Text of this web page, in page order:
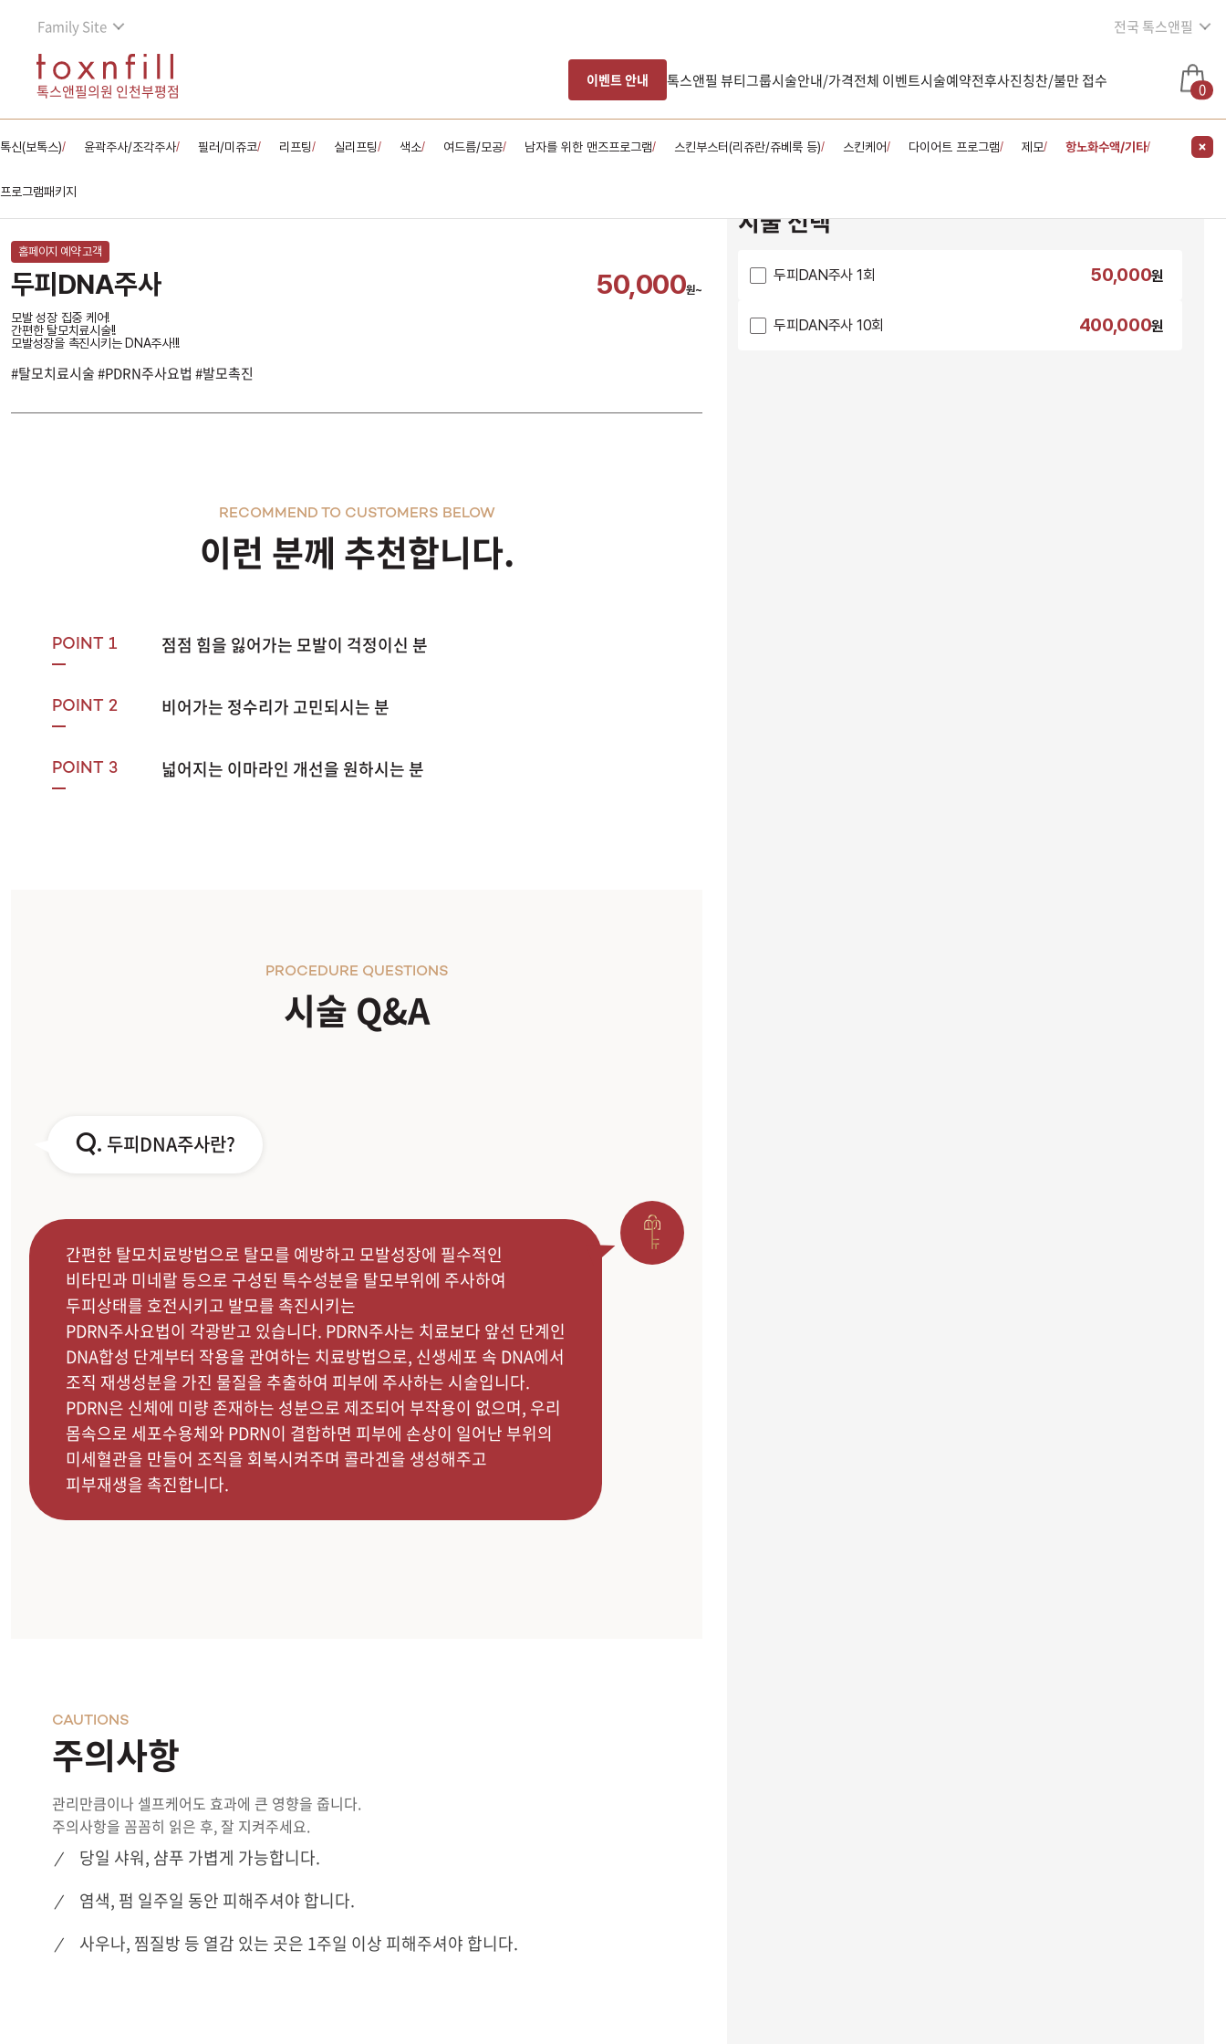
Family Site 전국 톡스앤필
톡스앤필의원 인천부평점
이벤트 안내 톡스앤필 뷰티그룹시술안내/가격전체 이벤트시술예약전후사진칭찬/불만 접수 0
톡신(보톡스)/ 윤곽주사/조각주사/ 필러/미쥬코/ 리프팅/ 실리프팅/ 색소/ 여드름/모공/ 남자를 위한 맨즈프로그램/ 스킨부스터(리쥬란/쥬베룩 등)/ 스킨케어/ 다이어트 프로그램/ 제모/ 항노화수액/기타/
프로그램패키지
홈페이지 예약 고객
두피DNA주사 50,000원~
모발 성장 집중 케어!
간편한 탈모치료시술!!
모발성장을 촉진시키는 DNA주사!!!
#탈모치료시술 #PDRN주사요법 #발모촉진
시술 선택
두피DAN주사 1회 50,000원
두피DAN주사 10회 400,000원
이런 분께 추천합니다.
RECOMMEND TO CUSTOMERS BELOW
POINT 1 점점 힘을 잃어가는 모발이 걱정이신 분
POINT 2 비어가는 정수리가 고민되시는 분
POINT 3 넓어지는 이마라인 개선을 원하시는 분
시술 Q&A
PROCEDURE QUESTIONS
Q. 두피DNA주사란?
간편한 탈모치료방법으로 탈모를 예방하고 모발성장에 필수적인
비타민과 미네랄 등으로 구성된 특수성분을 탈모부위에 주사하여
두피상태를 호전시키고 발모를 촉진시키는
PDRN주사요법이 각광받고 있습니다. PDRN주사는 치료보다 앞선 단계인
DNA합성 단계부터 작용을 관여하는 치료방법으로, 신생세포 속 DNA에서
조직 재생성분을 가진 물질을 추출하여 피부에 주사하는 시술입니다.
PDRN은 신체에 미량 존재하는 성분으로 제조되어 부작용이 없으며, 우리
몸속으로 세포수용체와 PDRN이 결합하면 피부에 손상이 일어난 부위의
미세혈관을 만들어 조직을 회복시켜주며 콜라겐을 생성해주고
피부재생을 촉진합니다.
주의사항
CAUTIONS
관리만큼이나 셀프케어도 효과에 큰 영향을 줍니다.
주의사항을 꼼꼼히 읽은 후, 잘 지켜주세요.
당일 샤워, 샴푸 가볍게 가능합니다.
염색, 펌 일주일 동안 피해주셔야 합니다.
사우나, 찜질방 등 열감 있는 곳은 1주일 이상 피해주셔야 합니다.